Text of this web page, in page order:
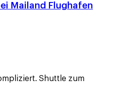
Mailand Flughafen
Shuttle zum